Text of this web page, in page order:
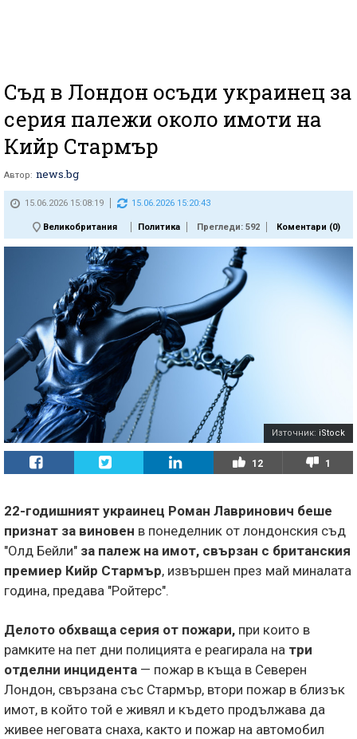
Съд в Лондон осъди украинец за
серия палежи около имоти на
Кийр Стармър
Автор: news.bg
15.06.2026 15:08:19 15.06.2026 15:20:43
Великобритания Политика Прегледи: 592 Коментари (0)
Източник: iStock
12 1
22-годишният украинец Роман Лавринович беше
признат за виновен в понеделник от лондонския съд
"Олд Бейли" за палеж на имот, свързан с британския
премиер Кийр Стармър, извършен през май миналата
година, предава "Ройтерс".
Делото обхваща серия от пожари, при които в
рамките на пет дни полицията е реагирала на три
отделни инцидента — пожар в къща в Северен
Лондон, свързана със Стармър, втори пожар в близък
имот, в който той е живял и където продължава да
живее неговата снаха, както и пожар на автомобил